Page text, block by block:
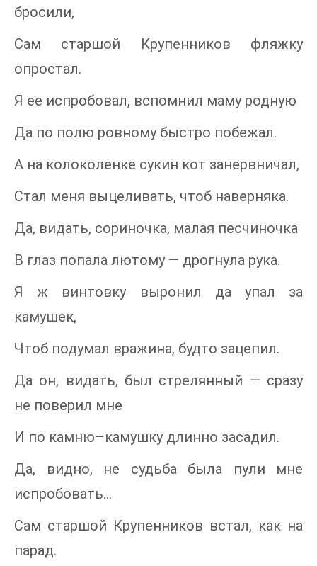
бросили,
Сам старшой Крупенников фляжку
опростал.
Я ее испробовал, вспомнил маму родную
Да по полю ровному быстро побежал.
А на колоколенке сукин кот занервничал,
Стал меня выцеливать, чтоб наверняка.
Да, видать, сориночка, малая песчиночка
В глаз попала лютому — дрогнула рука.
Я ж винтовку выронил да упал за
камушек,
Чтоб подумал вражина, будто зацепил.
Да он, видать, был стрелянный — сразу
не поверил мне
И по камню–камушку длинно засадил.
Да, видно, не судьба была пули мне
испробовать…
Сам старшой Крупенников встал, как на
парад.